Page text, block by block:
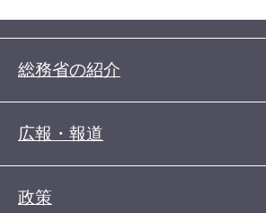
総務省の紹介
広報・報道
政策